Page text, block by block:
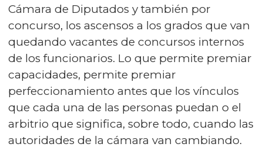
Cámara de Diputados y también por
concurso, los ascensos a los grados que van
quedando vacantes de concursos internos
de los funcionarios. Lo que permite premiar
capacidades, permite premiar
perfeccionamiento antes que los vínculos
que cada una de las personas puedan o el
arbitrio que significa, sobre todo, cuando las
autoridades de la cámara van cambiando.